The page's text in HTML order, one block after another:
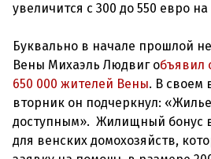
увеличится с 300 до 550 евро
Буквально в начале прошлой
Вены Михаэль Людвиг объявил
650 000 жителей Вены. В своем
вторник он подчеркнул:
доступным». Жилищный бонус
для венских домохозяйств,